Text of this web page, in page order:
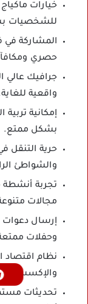
خيارات
للشخصيات
المشاركة في
حصري
جرافيك عالي
واقعية
إمكانية تربية
بشكل ممتع.
حرية التنقل
والشواطئ
تجربة أنشطة
مجالات
إرسال دعوات
وحفلات
نظام اقتصاد
تحديثات